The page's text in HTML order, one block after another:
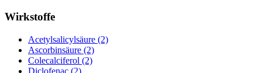
Wirkstoffe
Acetylsalicylsäure (2)
Ascorbinsäure (2)
Colecalciferol (2)
Diclofenac (2)